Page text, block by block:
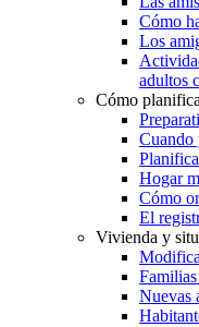
Cómo
Los
adultos
Cómo
Cuando
Hogar
Cómo
El
Vivienda y
Nuevas